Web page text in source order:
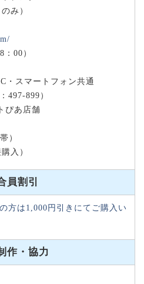
み）
00）
スマートフォン共通
497-899）
ぴあ店舗
）
入）
員割引
方は1,000円引きにてご購入い
作・協力